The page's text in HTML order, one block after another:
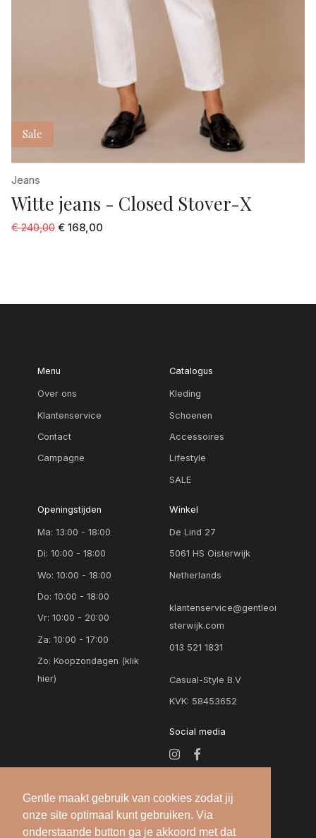
Gentle maakt gebruik van cookies zodat jij
onze site optimaal kunt gebruiken. Via
onderstaande button ga je akkoord met dat
Sale
Jeans
Witte jeans - Closed Stover-X
€ 240,00 € 168,00
Menu
Over ons
Klantenservice
Contact
Campagne
Catalogus
Kleding
Schoenen
Accessoires
Lifestyle
SALE
Openingstijden
Ma: 13:00 - 18:00
Di: 10:00 - 18:00
Wo: 10:00 - 18:00
Do: 10:00 - 18:00
Vr: 10:00 - 20:00
Za: 10:00 - 17:00
Zo:Koopzondagen (klik
hier)
Winkel
De Lind 27
5061 HS Oisterwijk
Netherlands
klantenservice@gentleoi
sterwijk.com
013 521 1831
Casual-Style B.V
KVK: 58453652
Social media